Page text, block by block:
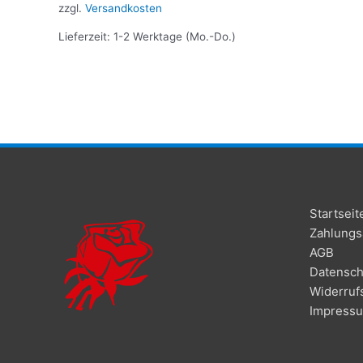
zzgl. Versandkosten
Lieferzeit: 1-2 Werktage (Mo.-Do.)
AGB